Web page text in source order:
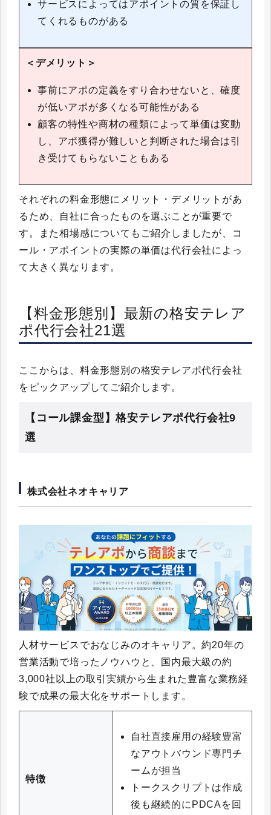
サービスによってはアポイントの質を保証し
てくれるものがある
＜デメリット＞
事前にアポの定義をすり合わせないと、確度
が低いアポが多くなる可能性がある
顧客の特性や商材の種類によって単価は変動
し、アポ獲得が難しいと判断された場合は引
き受けてもらないこともある
それぞれの料金形態にメリット・デメリットがあ
るため、自社に合ったものを選ぶことが重要で
す。また相場感についてもご紹介しましたが、コ
ール・アポイントの実際の単価は代行会社によっ
て大きく異なります。
【料金形態別】最新の格安テレア
ポ代行会社21選
ここからは、料金形態別の格安テレアポ代行会社
をピックアップしてご紹介します。
【コール課金型】格安テレアポ代行会社9
選
株式会社ネオキャリア
人材サービスでおなじみのオキャリア。約20年の
営業活動で培ったノウハウと、国内最大級の約
3,000社以上の取引実績から生まれた豊富な業務経
験で成果の最大化をサポートします。
特徴
自社直接雇用の経験豊富
なアウトバウンド専門チ
ームが担当
トークスクリプトは作成
後も継続的にPDCAを回